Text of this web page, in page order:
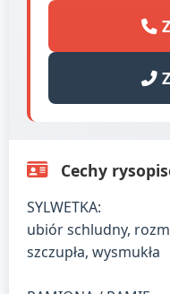
Cechy
SYLWETKA:
ubiór schludny,
szczupła, wysmukła